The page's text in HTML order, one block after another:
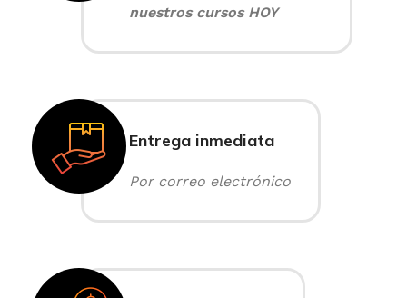
nuestros cursos HOY
Entrega inmediata
Por correo electrónico